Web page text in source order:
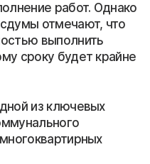
работ. Однако
отмечают, что
выполнить
сроку будет крайне
из ключевых